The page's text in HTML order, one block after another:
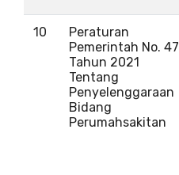
10
Peraturan
Pemerintah No. 47
Tahun 2021
Tentang
Penyelenggaraan
Bidang
Perumahsakitan